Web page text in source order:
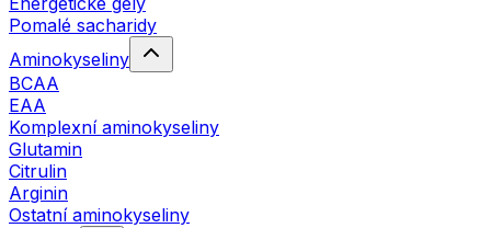
Pomalé sacharidy
Aminokyseliny
BCAA
EAA
Komplexní aminokyseliny
Glutamin
Citrulin
Arginin
Ostatní aminokyseliny